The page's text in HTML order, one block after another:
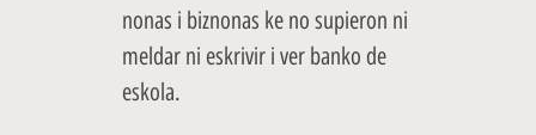
nonas i biznonas ke no supieron ni
meldar ni eskrivir i ver banko de
eskola.